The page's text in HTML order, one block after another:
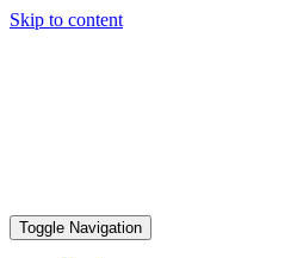
Skip to content
Toggle Navigation